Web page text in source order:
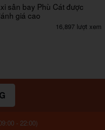
sân bay Phù Cát được
giá cao
16,897 lượt xem
- 22:00)